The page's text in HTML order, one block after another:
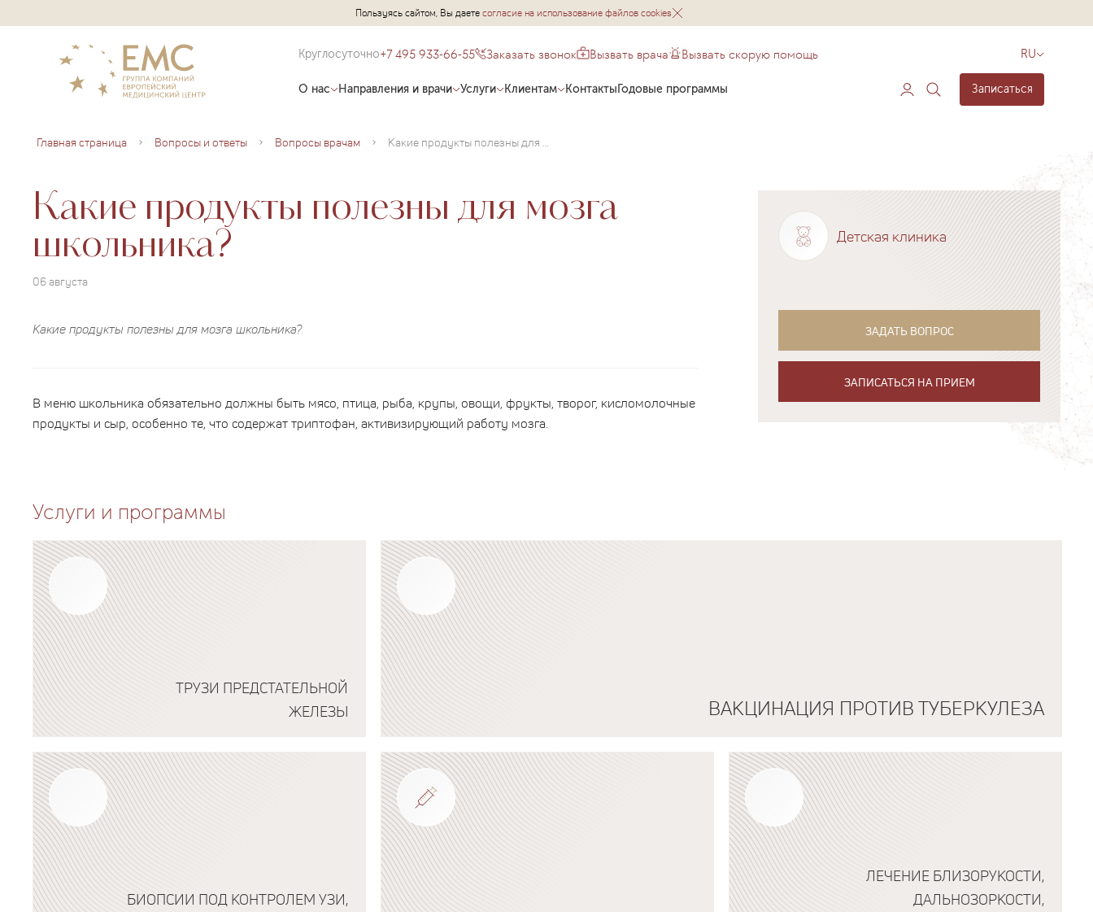
Пользуясь сайтом, Вы даетесогласие на использование файлов cookies
Круглосуточно+7 495 933-66-55 Заказать звонок Вызвать врача Вызвать скорую помощь RU
О нас Направления и врачи Услуги Клиентам КонтактыГодовые программы Записаться
Главная страница Вопросы и ответы Вопросы врачам Какие продукты полезны для мозга школьника?
Какие продукты полезны для мозга
школьника?
06 августа
Какие продукты полезны для мозга школьника?
В меню школьника обязательно должны быть мясо, птица, рыба, крупы, овощи, фрукты, творог, кисломолочные
продукты и сыр, особенно те, что содержат триптофан, активизирующий работу мозга.
Детская клиника
ЗАДАТЬ ВОПРОС
ЗАПИСАТЬСЯ НА ПРИЕМ
Услуги и программы
ТРУЗИ ПРЕДСТАТЕЛЬНОЙ
ЖЕЛЕЗЫ
Подробнее о программе
ВАКЦИНАЦИЯ ПРОТИВ ТУБЕРКУЛЕЗА
Подробнее о программе
БИОПСИИ ПОД КОНТРОЛЕМ УЗИ,
ЛЕЧЕНИЕ БЛИЗОРУКОСТИ,
ДАЛЬНОЗОРКОСТИ,